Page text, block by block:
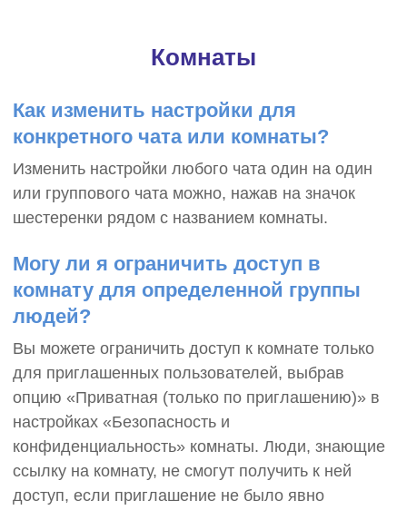
Комнаты
Как изменить настройки для
конкретного чата или комнаты?
Изменить настройки любого чата один на один
или группового чата можно, нажав на значок
шестеренки рядом с названием комнаты.
Могу ли я ограничить доступ в
комнату для определенной группы
людей?
Вы можете ограничить доступ к комнате только
для приглашенных пользователей, выбрав
опцию «Приватная (только по приглашению)» в
настройках «Безопасность и
конфиденциальность» комнаты. Люди, знающие
ссылку на комнату, не смогут получить к ней
доступ, если приглашение не было явно